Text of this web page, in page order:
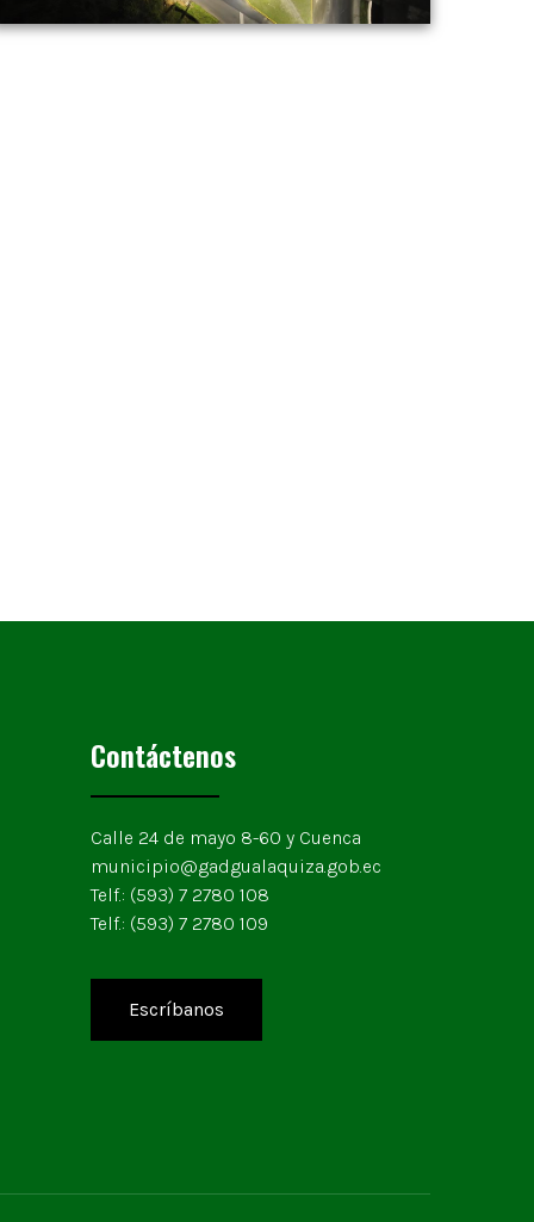
Contáctenos
Calle 24 de mayo 8-60 y Cuenca
municipio@gadgualaquiza.gob.ec
Telf.: (593) 7 2780 108
Telf.: (593) 7 2780 109
Escríbanos